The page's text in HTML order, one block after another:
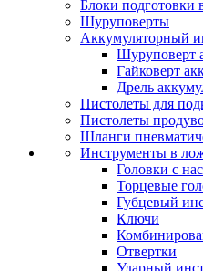
Блоки подготовки
Шуруповерты
Аккумуляторный
Шуруповерт
Гайковерт
Дрель
Пистолеты для
Пистолеты
Шланги
Инструменты в
Головки с
Торцевые
Губцевый
Ключи
Отвертки
Ударный